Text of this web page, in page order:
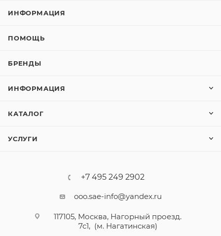
ИНФОРМАЦИЯ
ПОМОЩЬ
БРЕНДЫ
ИНФОРМАЦИЯ
КАТАЛОГ
УСЛУГИ
+7 495 249 2902
ooo.sae-info@yandex.ru
117105, Москва, Нагорный проезд.
7с1, (м. Нагатинская)